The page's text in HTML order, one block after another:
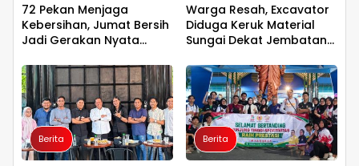
72 Pekan Menjaga
Kebersihan, Jumat Bersih
Jadi Gerakan Nyata
Bahagia
Warga Resah, Excavator
Diduga Keruk Material
Sungai Dekat Jembatan
Luwu Timur
Berita Berita